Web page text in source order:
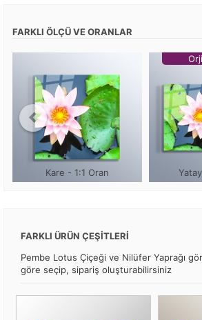
FARKLI ÖLÇÜ VE ORANLAR
Kare - 1:1 Oran
FARKLI ÜRÜN ÇEŞİTLERİ
Pembe Lotus Çiçeği ve Nilüfer Yaprağı
göre seçip, sipariş oluşturabilirsiniz